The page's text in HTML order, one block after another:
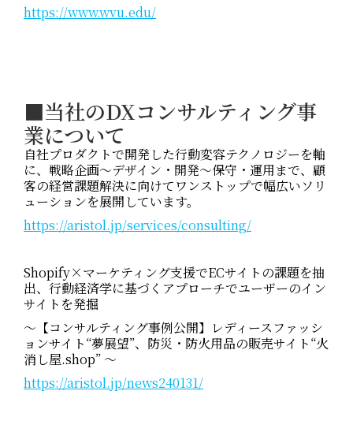
https://www.wvu.edu/
■当社のDXコンサルティング事
業について
自社プロダクトで開発した行動変容テクノロジーを軸
に、戦略企画～デザイン・開発～保守・運用まで、顧
客の経営課題解決に向けてワンストップで幅広いソリ
ューションを展開しています。
https://aristol.jp/services/consulting/
Shopify×マーケティング支援でECサイトの課題を抽
出、行動経済学に基づくアプローチでユーザーのイン
サイトを発掘
～【コンサルティング事例公開】レディースファッシ
ョンサイト“夢展望”、防災・防火用品の販売サイト“火
消し屋.shop” ～
https://aristol.jp/news240131/